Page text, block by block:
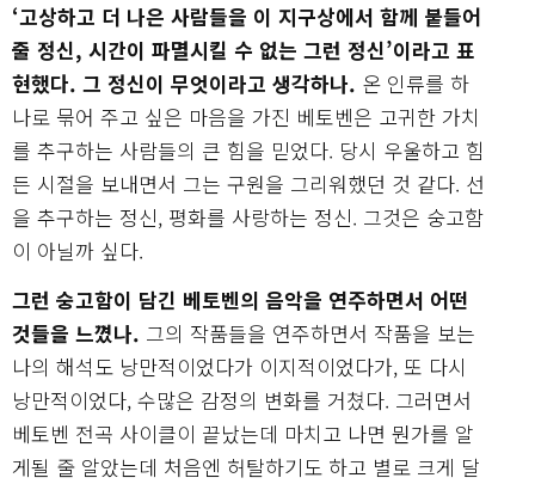
‘고상하고 더 나은 사람들을 이 지구상에서 함께 붙들어
줄 정신, 시간이 파멸시킬 수 없는 그런 정신’이라고 표
현했다. 그 정신이 무엇이라고 생각하나. 온 인류를 하
나로 묶어 주고 싶은 마음을 가진 베토벤은 고귀한 가치
를 추구하는 사람들의 큰 힘을 믿었다. 당시 우울하고 힘
든 시절을 보내면서 그는 구원을 그리워했던 것 같다. 선
을 추구하는 정신, 평화를 사랑하는 정신. 그것은 숭고함
이 아닐까 싶다.
그런 숭고함이 담긴 베토벤의 음악을 연주하면서 어떤
것들을 느꼈나. 그의 작품들을 연주하면서 작품을 보는
나의 해석도 낭만적이었다가 이지적이었다가, 또 다시
낭만적이었다, 수많은 감정의 변화를 거쳤다. 그러면서
베토벤 전곡 사이클이 끝났는데 마치고 나면 뭔가를 알
게될 줄 알았는데 처음엔 허탈하기도 하고 별로 크게 달